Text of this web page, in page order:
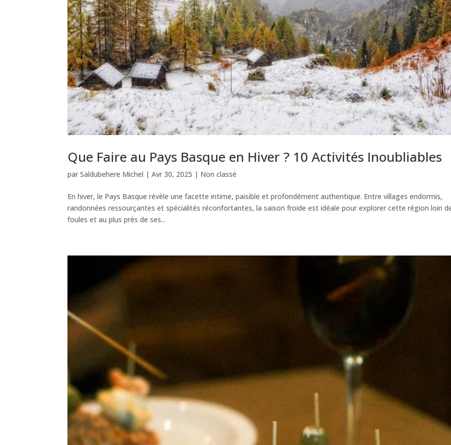
Que Faire au Pays Basque en Hiver ? 10 Activités Inoubliables
parSaldubehere Michel |Avr 30, 2025 | Non classé
En hiver, le Pays Basque révèle une facette intime, paisible et profondément authentique. Entre villages endormis,
randonnées ressourçantes et spécialités réconfortantes, la saison froide est idéale pour explorer cette région loin
foules et au plus près de ses...